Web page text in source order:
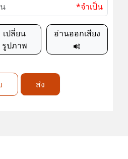
*จำเป็น
เปลี่ยน
รูปภาพ
อ่านออกเสียง
ส่ง